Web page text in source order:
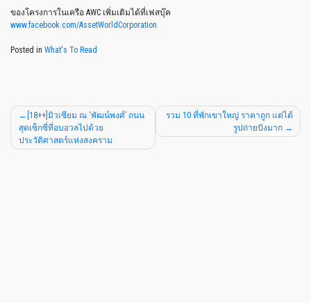
ของโครงการในเครือ AWC เพิ่มเติมได้ที่เฟสบุ๊ค
www.facebook.com/AssetWorldCorporation
Posted in What's To Read
[18++]มิวเซียม ณ ‘พัฒน์พงศ์’ ถนน
สุดเซ็กซี่ที่อบอวลไปด้วย
ประวัติศาสตร์แห่งสงคราม
รวม 10 ที่พักเขาใหญ่ ราคาถูก แต่ได้
รูปถ่ายปังมาก